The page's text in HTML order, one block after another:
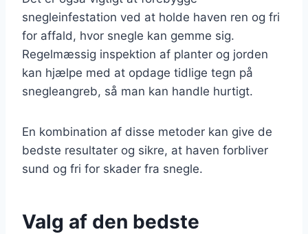
snegleinfestation ved at holde haven ren og fri
for affald, hvor snegle kan gemme sig.
Regelmæssig inspektion af planter og jorden
kan hjælpe med at opdage tidlige tegn på
snegleangreb, så man kan handle hurtigt.
En kombination af disse metoder kan give de
bedste resultater og sikre, at haven forbliver
sund og fri for skader fra snegle.
Valg af den bedste